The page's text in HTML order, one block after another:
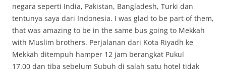
negara seperti India, Pakistan, Bangladesh, Turki dan
tentunya saya dari Indonesia. I was glad to be part of them,
that was amazing to be in the same bus going to Mekkah
with Muslim brothers. Perjalanan dari Kota Riyadh ke
Mekkah ditempuh hamper 12 jam berangkat Pukul
17.00 dan tiba sebelum Subuh di salah satu hotel tidak